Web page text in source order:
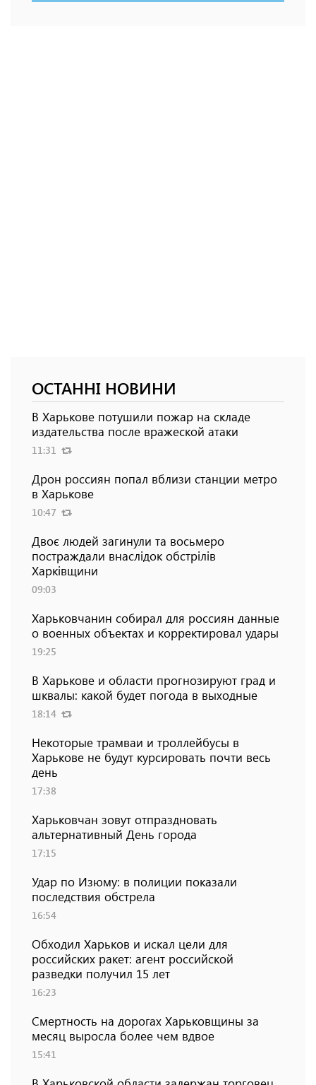
ОСТАННІ НОВИНИ
В Харькове потушили пожар на складе
издательства после вражеской атаки
11:31
Дрон россиян попал вблизи станции метро
в Харькове
10:47
Двоє людей загинули та восьмеро
постраждали внаслідок обстрілів
Харківщини
09:03
Харьковчанин собирал для россиян данные
о военных объектах и ​​корректировал удары
19:25
В Харькове и области прогнозируют град и
шквалы: какой будет погода в выходные
18:14
Некоторые трамваи и троллейбусы в
Харькове не будут курсировать почти весь
день
17:38
Харьковчан зовут отпраздновать
альтернативный День города
17:15
Удар по Изюму: в полиции показали
последствия обстрела
16:54
Обходил Харьков и искал цели для
российских ракет: агент российской
разведки получил 15 лет
16:23
Смертность на дорогах Харьковщины за
месяц выросла более чем вдвое
15:41